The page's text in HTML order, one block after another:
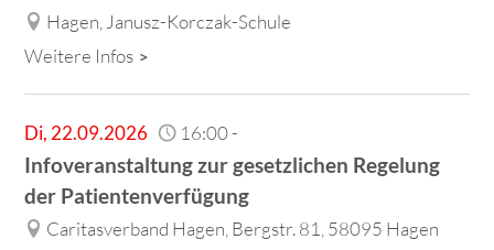
Hagen, Janusz-Korczak-Schule
Weitere Infos
Di, 22.09.2026 16:00-
Infoveranstaltung zur gesetzlichen Regelung
der Patientenverfügung
Caritasverband Hagen, Bergstr. 81, 58095 Hagen